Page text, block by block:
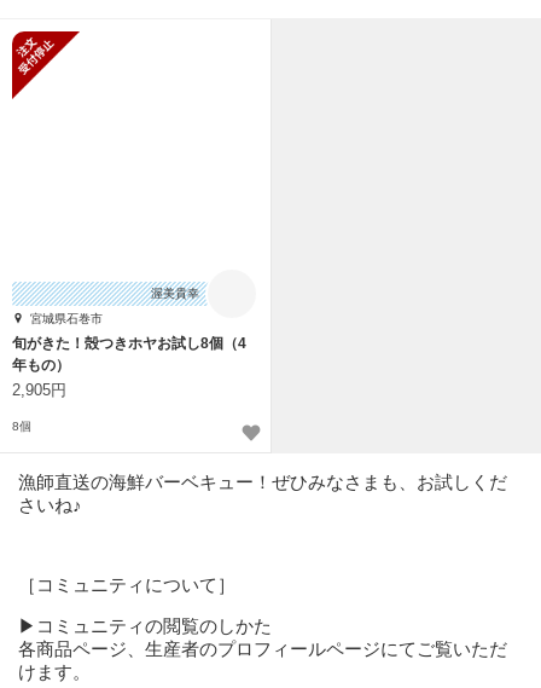
渥美貴幸
宮城県石巻市
旬がきた！殻つきホヤお試し8個（4
年もの）
2,905円
8個
漁師直送の海鮮バーベキュー！ぜひみなさまも、お試しくだ
さいね♪
［コミュニティについて］
▶︎コミュニティの閲覧のしかた
各商品ページ、生産者のプロフィールページにてご覧いただ
けます。